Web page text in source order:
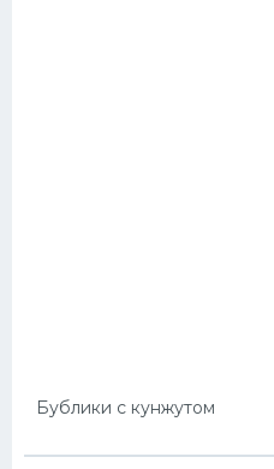
Бублики с кунжутом